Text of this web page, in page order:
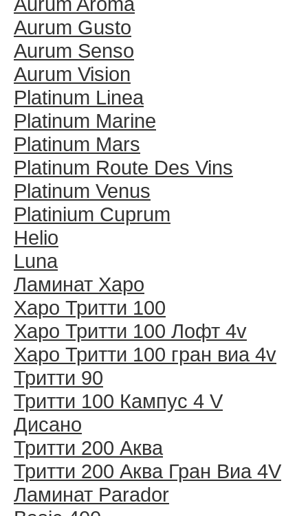
Aurum Gusto
Aurum Senso
Aurum Vision
Platinum Linea
Platinum Marine
Platinum Mars
Platinum Route Des Vins
Platinum Venus
Platinium Cuprum
Helio
Luna
Ламинат Харо
Харо Тритти 100
Харо Тритти 100 Лофт 4v
Харо Тритти 100 гран виа 4v
Тритти 90
Тритти 100 Кампус 4 V
Дисано
Тритти 200 Аква
Тритти 200 Аква Гран Виа 4V
Ламинат Parador